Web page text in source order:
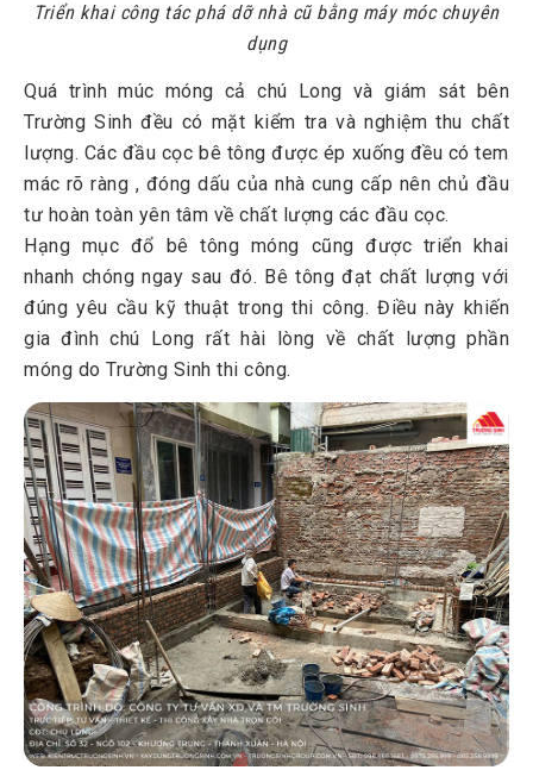
Triển khai công tác phá dỡ nhà cũ bằng máy móc chuyên
dụng
Quá trình múc móng cả chú Long và giám sát bên
Trường Sinh đều có mặt kiểm tra và nghiệm thu chất
lượng. Các đầu cọc bê tông được ép xuống đều có tem
mác rõ ràng , đóng dấu của nhà cung cấp nên chủ đầu
tư hoàn toàn yên tâm về chất lượng các đầu cọc.
Hạng mục đổ bê tông móng cũng được triển khai
nhanh chóng ngay sau đó. Bê tông đạt chất lượng với
đúng yêu cầu kỹ thuật trong thi công. Điều này khiến
gia đình chú Long rất hài lòng về chất lượng phần
móng do Trường Sinh thi công.